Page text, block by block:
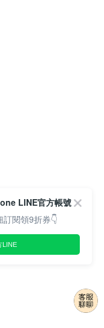
LINE官方帳號
閱領9折券👇
LINE